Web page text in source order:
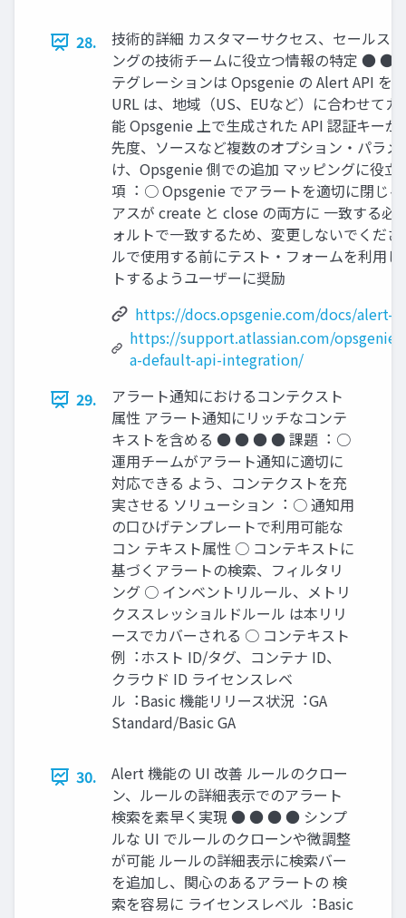
28.
技術的詳細 カスタマーサクセス、セールス
ングの技術チームに役⽴つ情報の特定 ●
テグレーションは Opsgenie の Alert API を
URL は、地域（US、EUなど）に合わせて
能 Opsgenie 上で⽣成された API 認証キーが
先度、ソースなど複数のオプション・パラ
け、Opsgenie 側での追加 マッピングに役⽴
項︓ ○ Opsgenie でアラートを適切に閉じ
アスが create と close の両⽅に ⼀致する必
ォルトで⼀致するため、変更しないでくだ
ルで使⽤する前にテスト・フォームを利⽤
トするようユーザーに奨励
https://docs.opsgenie.com/docs/alert-
https://support.atlassian.com/opsgenie/
a-default-api-integration/
29.
アラート通知におけるコンテクスト
属性 アラート通知にリッチなコンテ
キストを含める ● ● ● ● 課題︓ ○
運⽤チームがアラート通知に適切に
対応できる よう、コンテクストを充
実させる ソリューション︓ ○ 通知⽤
の⼝ひげテンプレートで利⽤可能な
コン テキスト属性 ○ コンテキストに
基づくアラートの検索、フィルタリ
ング ○ インベントリルール、メトリ
クススレッショルドルール は本リリ
ースでカバーされる ○ コンテキスト
例︓ホスト ID/タグ、コンテナ ID、
クラウド ID ライセンスレベ
ル︓Basic 機能リリース状況︓GA
Standard/Basic GA
30.
Alert 機能の UI 改善 ルールのクロー
ン、ルールの詳細表⽰でのアラート
検索を素早く実現 ● ● ● ● シンプ
ルな UI でルールのクローンや微調整
が可能 ルールの詳細表⽰に検索バー
を追加し、関⼼のあるアラートの 検
索を容易に ライセンスレベル︓Basic